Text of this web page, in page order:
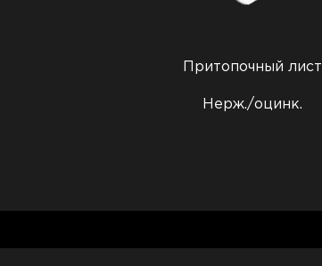
Притопочный лист
Нерж./оцинк.